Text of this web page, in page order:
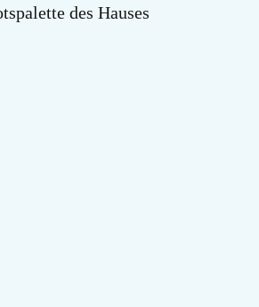
des Hauses